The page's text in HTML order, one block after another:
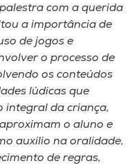
com a querida
a importância de
de jogos e
o processo de
os conteúdos
lúdicas que
integral da criança,
o aluno e
auxílio na oralidade,
de regras,